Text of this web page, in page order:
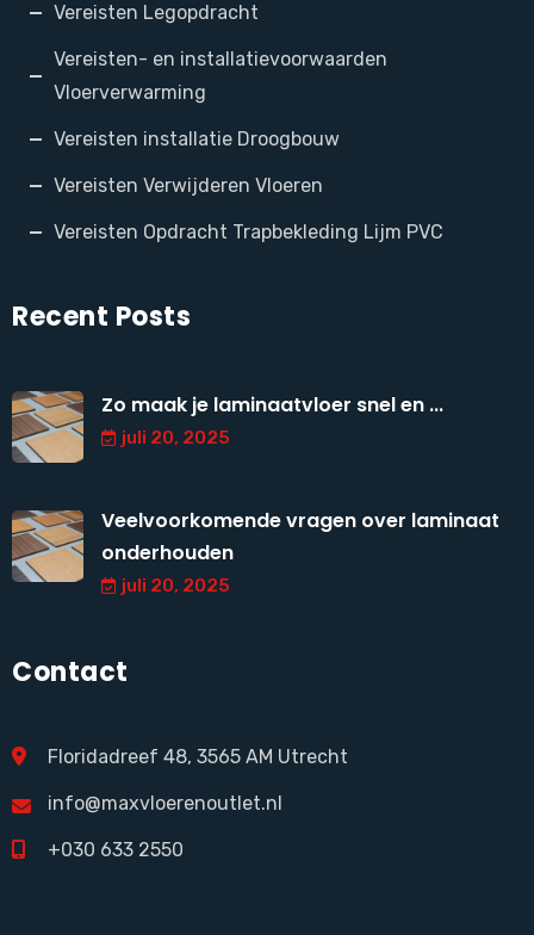
Vereisten Legopdracht
Vereisten- en installatievoorwaarden
Vloerverwarming
Vereisten installatie Droogbouw
Vereisten Verwijderen Vloeren
Vereisten Opdracht Trapbekleding Lijm PVC
Recent Posts
Zo maak je laminaatvloer snel en ...
juli 20, 2025
Veelvoorkomende vragen over laminaat
onderhouden
juli 20, 2025
Contact
Floridadreef 48, 3565 AM Utrecht
info@maxvloerenoutlet.nl
+030 633 2550